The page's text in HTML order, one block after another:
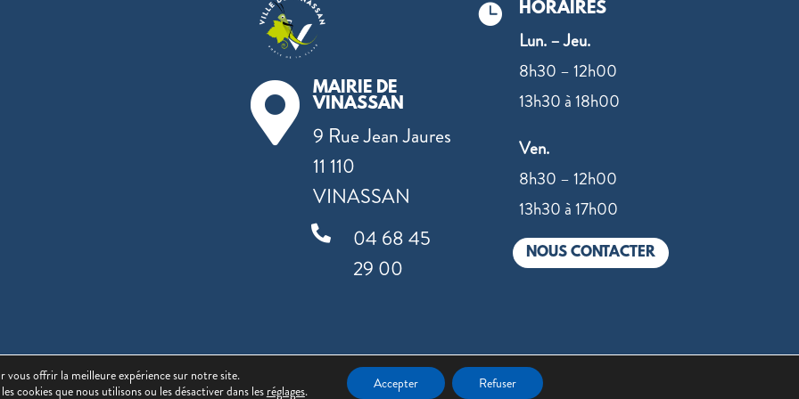

MAIRIE DE
VINASSAN
9 Rue Jean Jaures
11 110
VINASSAN

04 68 45
29 00
 HORAIRES
Lun. – Jeu.
8h30 – 12h00
13h30 à 18h00
Ven.
8h30 – 12h00
13h30 à 17h00
NOUS CONTACTER
légales|Politique de confidentialité | Site réalisé par Value IT
vous offrir la meilleure expérience sur notre site.
cookies que nous utilisons ou les désactiver dans les réglages. Accepter Refuser